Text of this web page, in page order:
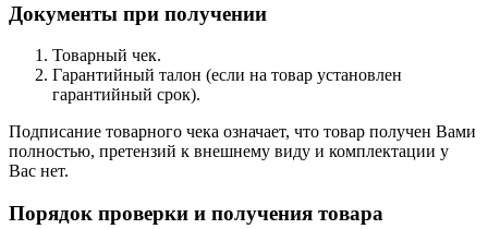
Документы при получении
Товарный чек.
Гарантийный талон (если на товар установлен
гарантийный срок).
Подписание товарного чека означает, что товар получен Вами
полностью, претензий к внешнему виду и комплектации у
Вас нет.
Порядок проверки и получения товара